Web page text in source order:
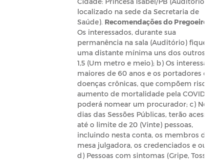
localizado na sede da Secretaria de
Saúde). Recomendações do Pregoeiro:
Os interessados, durante sua
permanência na sala (Auditório) fiquem
uma distante mínima uns dos outros de
1,5 (Um metro e meio); b) Os
maiores de 60 anos e os portadores de
doenças crônicas, que compõem risco
aumento de mortalidade pela COVID-19,
poderá nomear um procurador; c) Nos
dias das Sessões Públicas, terão acesso
até o limite de 20 (Vinte) pessoas,
incluindo nesta conta, os membros da
mesa julgadora, os credenciados e
d) Pessoas com sintomas (Gripe, Tosse,